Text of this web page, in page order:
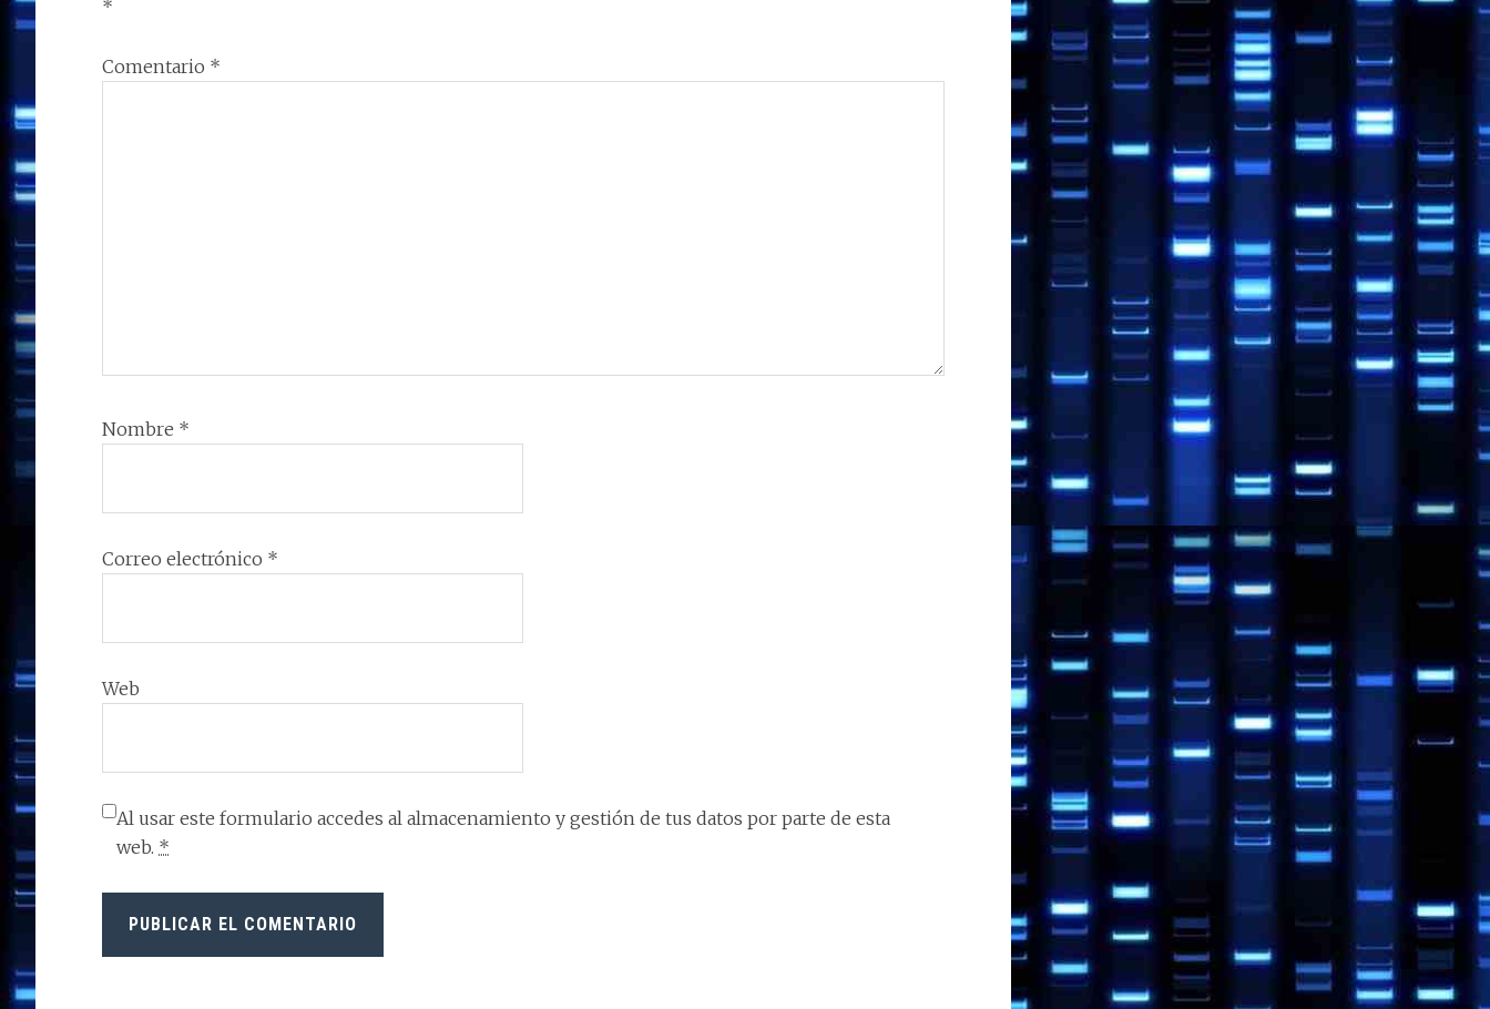
*
Comentario *
Nombre *
Correo electrónico *
Web
Al usar este formulario accedes al almacenamiento y gestión de tus datos por parte de esta
web. *